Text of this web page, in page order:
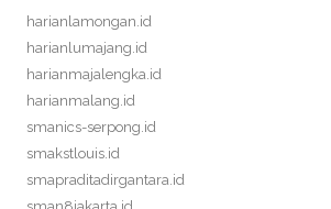
harianlamongan.id
harianlumajang.id
harianmajalengka.id
harianmalang.id
smanics-serpong.id
smakstlouis.id
smapraditadirgantara.id